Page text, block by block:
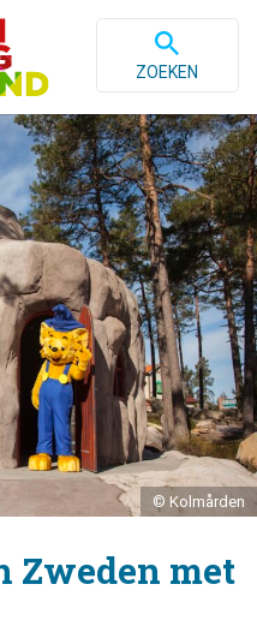
ZOEKEN
© Kolmården
Zweden met